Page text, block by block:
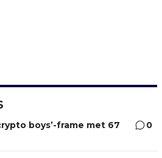
boys’-frame met 67
0